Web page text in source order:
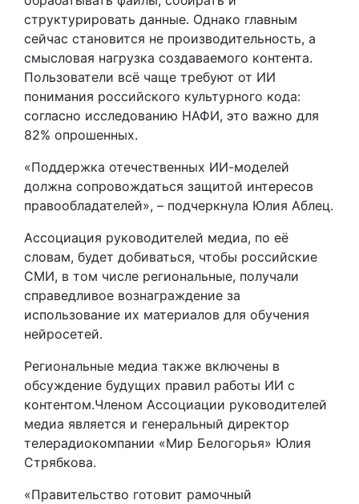
структурировать данные. Однако главным
сейчас становится не производительность, а
смысловая нагрузка создаваемого контента.
Пользователи всё чаще требуют от ИИ
понимания российского культурного кода:
согласно исследованию НАФИ, это важно для
82% опрошенных.
«Поддержка отечественных ИИ-моделей
должна сопровождаться защитой интересов
правообладателей», – подчеркнула Юлия Аблец.
Ассоциация руководителей медиа, по её
словам, будет добиваться, чтобы российские
СМИ, в том числе региональные, получали
справедливое вознаграждение за
использование их материалов для обучения
нейросетей.
Региональные медиа также включены в
обсуждение будущих правил работы ИИ с
контентом.Членом Ассоциации руководителей
медиа является и генеральный директор
телерадиокомпании «Мир Белогорья» Юлия
Стрябкова.
«Правительство готовит рамочный